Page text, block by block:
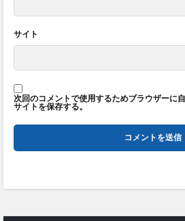
サイト
次回のコメントで使用するためブラウザーに
サイトを保存する。